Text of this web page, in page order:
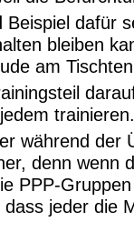
dafür
bleiben
am
während
denn wenn
PPP-
jeder die